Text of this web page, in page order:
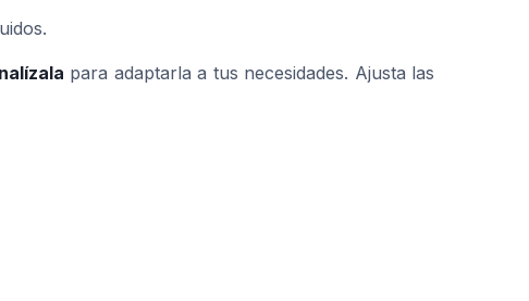
para adaptarla a tus necesidades. Ajusta las